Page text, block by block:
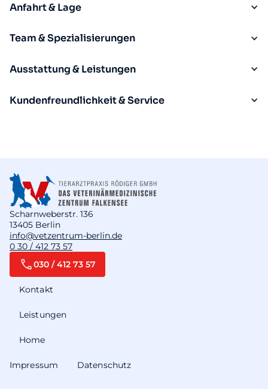
Anfahrt & Lage
Team & Spezialisierungen
Ausstattung & Leistungen
Kundenfreundlichkeit & Service
Scharnweberstr. 136
13405 Berlin
info@vetzentrum-berlin.de
0 30 / 412 73 57
Home
Leistungen
Kontakt
030 / 412 73 57
Impressum Datenschutz